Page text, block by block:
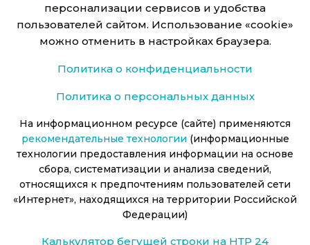
персонализации сервисов и удобства
пользователей сайтом. Использование «cookie»
можно отменить в настройках браузера.
Политика о конфиденциальности
Политика о персональных данных
На информационном ресурсе (сайте) применяются
рекомендательные технологии (информационные
технологии предоставления информации на основе
сбора, систематизации и анализа сведений,
относящихся к предпочтениям пользователей сети
«Интернет», находящихся на территории Российской
Федерации)
Калькулятор бегущей строки на НТР 24